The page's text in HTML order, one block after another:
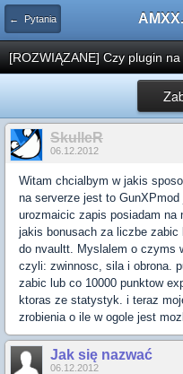
← Pytania
[ROZWIĄZANE] Czy plugin
SkulleR
06.12.2012
Witam chcialbym w jakis
na serverze jest to
urozmaicic zapis posiadam
jakis bonusach za liczbe
do nvaultt. Myslalem o czyms
czyli: zwinnosc, sila i obrona.
zabic lub co 10000 punktow
ktoras ze statystyk. i teraz
zrobienia o ile w ogole jest
Jak się nazwać
06.12.2012